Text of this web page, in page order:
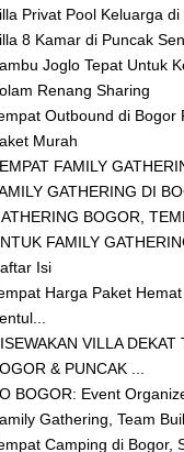
Privat Pool Keluarga di
8 Kamar di Puncak
Joglo Tepat Untuk
Renang Sharing
Outbound di Bogor
Murah
FAMILY
GATHERING DI
BOGOR,
FAMILY
Isi
Harga Paket
VILLA DEKAT
& PUNCAK ...
BOGOR: Event
Gathering, Team
Camping di Bogor,